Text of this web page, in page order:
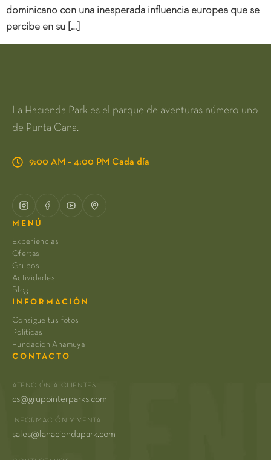
dominicano con una inesperada influencia europea que se
percibe en su […]
La Hacienda Park es el parque de aventuras número uno
de Punta Cana.
9:00 AM – 4:00 PM Cada día
MENÚ
Experiencias
Ofertas
Grupos
Actividades
Blog
INFORMACIÓN
Consigue tus fotos
Políticas
Fundacion Anamuya
CONTACTO
ATENCIÓN A CLIENTES
cs@grupointerparks.com
INFORMACIÓN Y VENTA
sales@lahaciendapark.com